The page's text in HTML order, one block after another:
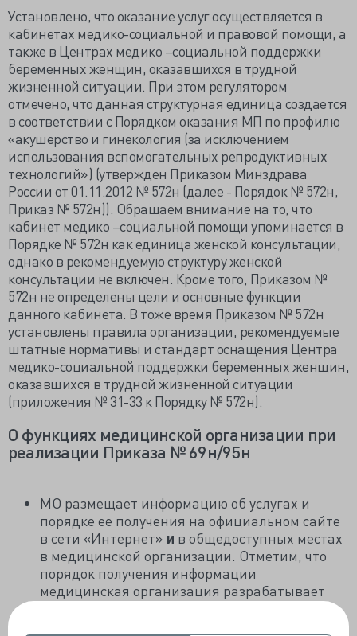
Установлено, что оказание услуг осуществляется в
кабинетах медико-социальной и правовой помощи, а
также в Центрах медико –социальной поддержки
беременных женщин, оказавшихся в трудной
жизненной ситуации. При этом регулятором
отмечено, что данная структурная единица создается
в соответствии с Порядком оказания МП по профилю
«акушерство и гинекология (за исключением
использования вспомогательных репродуктивных
технологий») (утвержден Приказом Минздрава
России от 01.11.2012 № 572н (далее - Порядок № 572н,
Приказ № 572н)). Обращаем внимание на то, что
кабинет медико –социальной помощи упоминается в
Порядке № 572н как единица женской консультации,
однако в рекомендуемую структуру женской
консультации не включен. Кроме того, Приказом №
572н не определены цели и основные функции
данного кабинета. В тоже время Приказом № 572н
установлены правила организации, рекомендуемые
штатные нормативы и стандарт оснащения Центра
медико-социальной поддержки беременных женщин,
оказавшихся в трудной жизненной ситуации
(приложения № 31-33 к Порядку № 572н).
О функциях медицинской организации при
реализации Приказа № 69н/95н
МО размещает информацию об услугах и
порядке ее получения на официальном сайте
в сети «Интернет» и в общедоступных местах
в медицинской организации. Отметим, что
порядок получения информации
медицинская организация разрабатывает
самостоятельно. Единственное требование –